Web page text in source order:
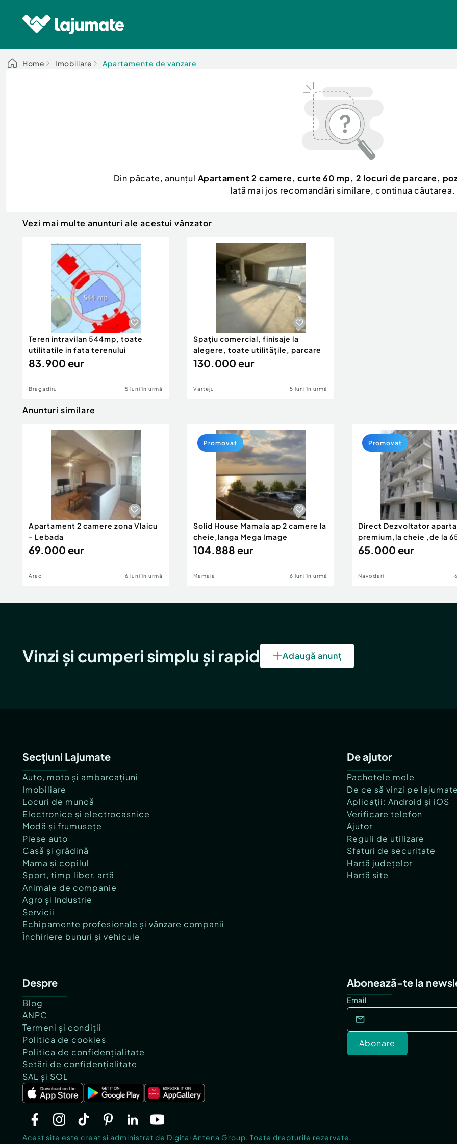
Home Imobiliare Apartamente de vanzare
Din păcate, anunțul Apartament 2 camere, curte 60 mp, 2 locuri de parcare,
Iată mai jos recomandări similare, continua căutarea.
Vezi mai multe anunturi ale acestui vânzator
Teren intravilan 544mp, toate
utilitatile in fata terenului
83.900 eur
Bragadiru 5 luni în urmă
Spațiu comercial, finisaje la
alegere, toate utilitățile, parcare
130.000 eur
Varteju 5 luni în urmă
Anunturi similare
Apartament 2 camere zona Vlaicu
- Lebada
69.000 eur
Arad 6 luni în urmă
Solid House Mamaia ap 2 camere la
cheie,langa Mega Image
104.888 eur
Mamaia 6 luni în urmă
Promovat
Direct Dezvoltator
premium,la cheie ,de la
eur
65.000 eur
Navodari
Promovat
Vinzi și cumperi simplu și rapid Adaugă anunț
Secțiuni Lajumate
Auto, moto și ambarcațiuni
Imobiliare
Locuri de muncă
Electronice și electrocasnice
Modă și frumusețe
Piese auto
Casă și grădină
Mama și copilul
Sport, timp liber, artă
Animale de companie
Agro și Industrie
Servicii
Echipamente profesionale și vânzare companii
Închiriere bunuri și vehicule
De ajutor
Pachetele mele
De ce să vinzi pe
Aplicații: Android și iOS
Verificare telefon
Ajutor
Reguli de utilizare
Sfaturi de securitate
Hartă județelor
Hartă site
Despre
Blog
ANPC
Termeni și condiții
Politica de cookies
Politica de confidențialitate
Setări de confidențialitate
SAL și SOL
Abonează-te la
Email
Abonare
Acest site este creat si administrat de Digital Antena Group. Toate drepturile rezervate.